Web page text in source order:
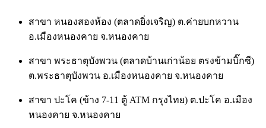
สาขา หนองสองห้อง (ตลาดยิ่งเจริญ) ต.ค่ายบกหวาน
อ.เมืองหนองคาย จ.หนองคาย
สาขา พระธาตุบังพวน (ตลาดบ้านเก่าน้อย ตรงข้ามบิ๊กซี)
ต.พระธาตุบังพวน อ.เมืองหนองคาย จ.หนองคาย
สาขา ปะโค (ข้าง 7-11 ตู้ ATM กรุงไทย) ต.ปะโค อ.เมือง
หนองคาย จ.หนองคาย